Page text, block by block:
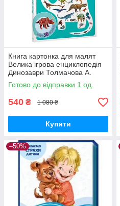
Книга картонка для малят
Велика ігрова енциклопедія
Динозаври Толмачова А.
Ранок Дитячі картонні книжки
Готово до відправки 1 од.
540 ₴ 1 080 ₴
Купити
–50%